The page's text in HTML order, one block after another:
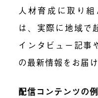
人材育成に取り
は、実際に地域で
インタビュー記事
の最新情報をお届
配信コンテンツの例